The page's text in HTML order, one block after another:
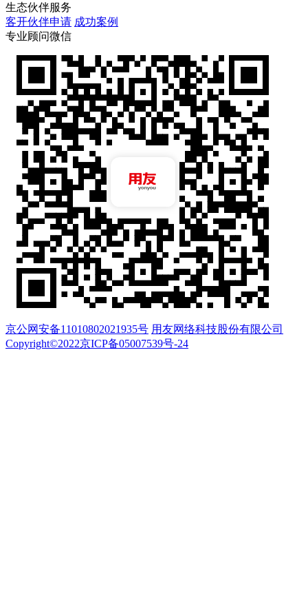
生态伙伴服务
客开伙伴申请 成功案例
专业顾问微信
京公网安备11010802021935号 用友网络科技股份有限公司
Copyright©2022京ICP备05007539号-24